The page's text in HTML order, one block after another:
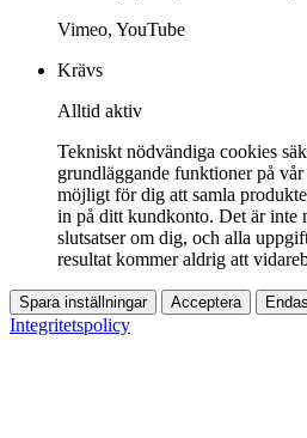
Vimeo, YouTube
Krävs
Alltid aktiv
Tekniskt nödvändiga cookies
grundläggande funktioner på
möjligt för dig att samla
in på ditt kundkonto. Det är inte
slutsatser om dig, och alla
resultat kommer aldrig att
Spara inställningar Acceptera
Integritetspolicy